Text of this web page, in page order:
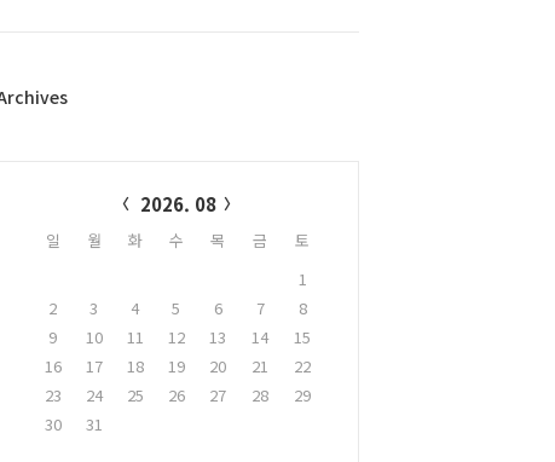
2026. 08
일 월 화 수 목 금
토
1
2
3 4 5 6 7
8
9
10 11 12 13 14
15
16
17 18 19 20 21
22
23
24 25 26 27 28
29
30
31